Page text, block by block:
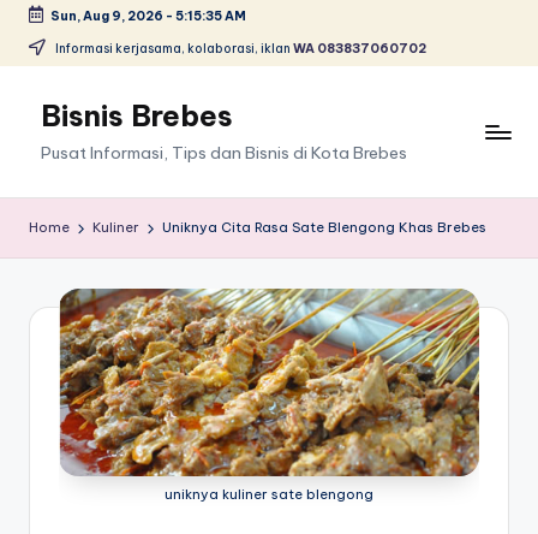
Skip
content
Sun, Aug 9, 2026 - 5:15:35 AM
Informasi kerjasama, kolaborasi, iklan WA 083837060702
Bisnis Brebes
Pusat Informasi, Tips dan Bisnis di Kota Brebes
Home Kuliner Uniknya Cita Rasa Sate Blengong Khas Brebes
uniknya kuliner sate blengong